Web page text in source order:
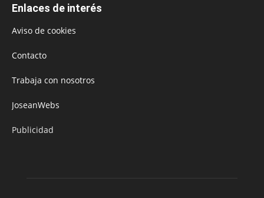
Enlaces de interés
Aviso de cookies
Contacto
Trabaja con nosotros
JoseanWebs
Publicidad